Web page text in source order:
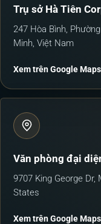
Trụ sở Hà Tiên
247 Hòa Bình,
Minh, Việt Nam
Xem trên Google Maps
Văn phòng đại
9707 King George Dr,
States
Xem trên Google Maps